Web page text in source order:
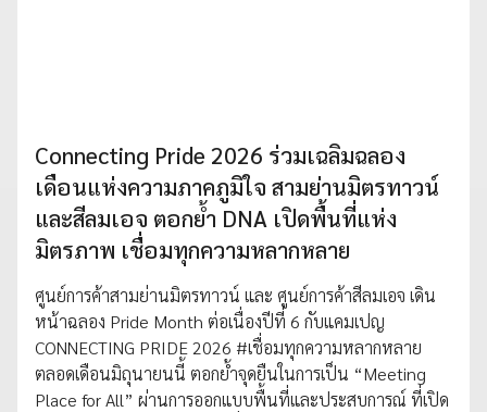
Connecting Pride 2026 ร่วมเฉลิมฉลอง
เดือนแห่งความภาคภูมิใจ สามย่านมิตรทาวน์
และสีลมเอจ ตอกย้ำ DNA เปิดพื้นที่แห่ง
มิตรภาพ เชื่อมทุกความหลากหลาย
ศูนย์การค้าสามย่านมิตรทาวน์ และ ศูนย์การค้าสีลมเอจ เดิน
หน้าฉลอง Pride Month ต่อเนื่องปีที่ 6 กับแคมเปญ
CONNECTING PRIDE 2026 #เชื่อมทุกความหลากหลาย
ตลอดเดือนมิถุนายนนี้ ตอกย้ำจุดยืนในการเป็น “Meeting
Place for All” ผ่านการออกแบบพื้นที่และประสบการณ์ ที่เปิด